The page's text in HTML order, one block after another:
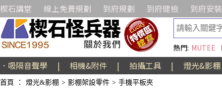
楔石講堂 線上免費規劃 到府規劃 到府健檢 到府安裝
熱門: MUTEE
．吸隔音聲學 | 相機&附件 | 拍攝工具 | 燈光&影棚
首頁 ： 燈光&影棚 > 影棚架設零件 > 手機平板夾